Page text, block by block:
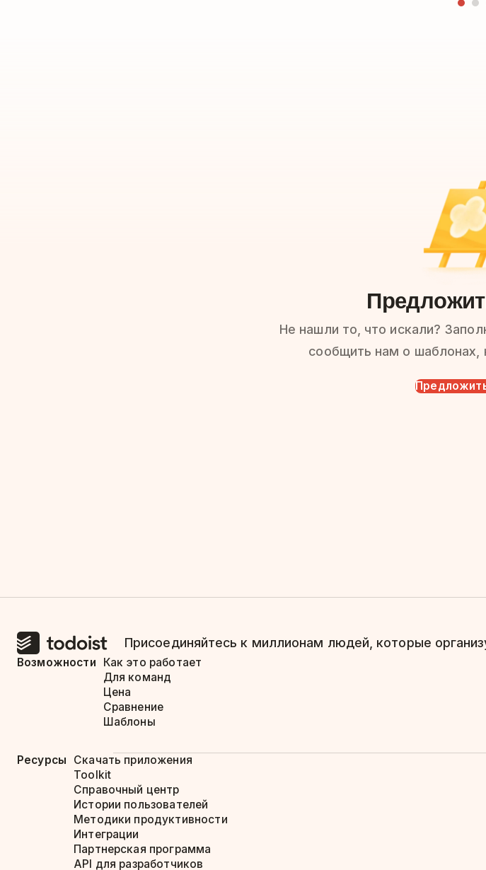
Не нашли то, что искали?
сообщить нам о шаблонах,
Присоединяйтесь к миллионам людей, которые
Возможности
Как это работает
Для команд
Цена
Сравнение
Шаблоны
Ресурсы
Скачать приложения
Toolkit
Справочный центр
Истории пользователей
Методики продуктивности
Интеграции
Партнерская программа
API для разработчиков